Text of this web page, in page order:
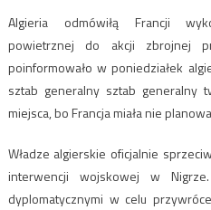
Algieria odmówiłą Francji
powietrznej do akcji zbrojnej
poinformowało w poniedziałek
sztab generalny sztab generalny
miejsca, bo Francja miała nie
Władze algierskie oficjalnie
interwencji wojskowej w
dyplomatycznymi w celu